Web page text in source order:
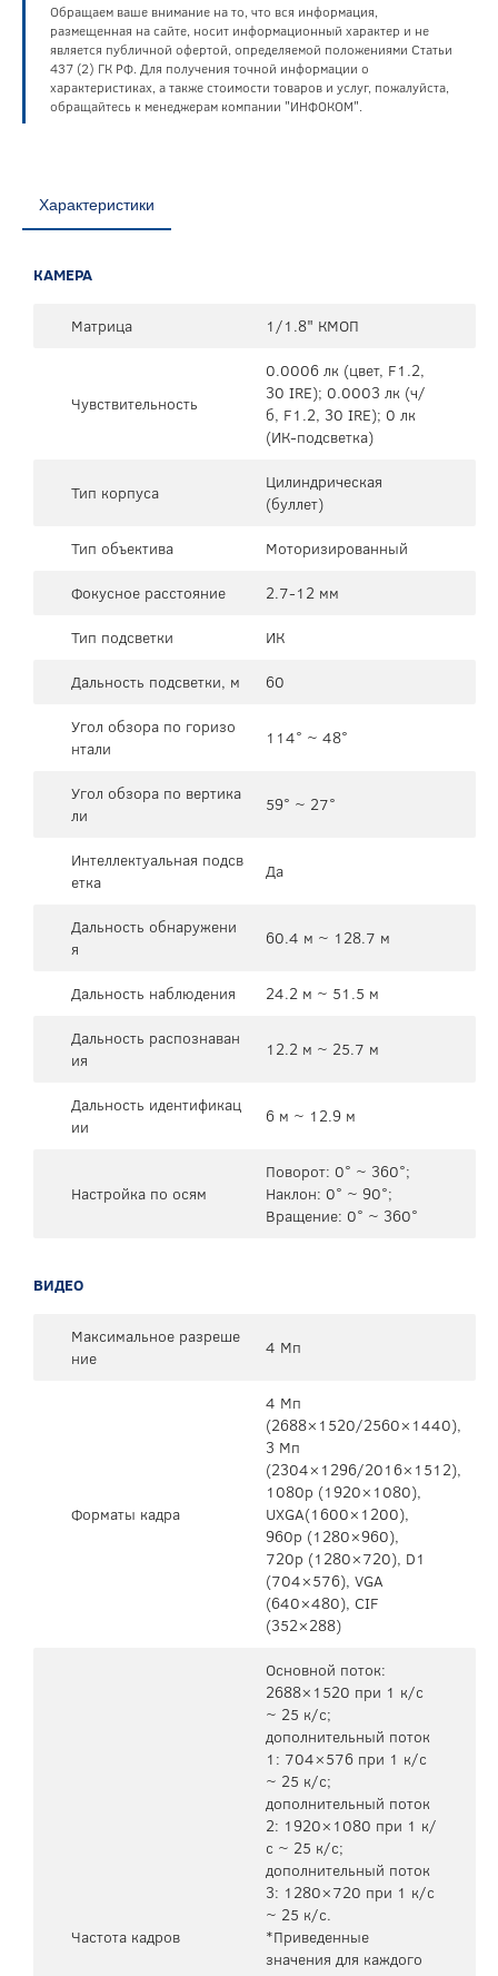
Обращаем ваше внимание на то, что вся информация,
размещенная на сайте, носит информационный характер и не
является публичной офертой, определяемой положениями Статьи
437 (2) ГК РФ. Для получения точной информации о
характеристиках, а также стоимости товаров и услуг, пожалуйста,
обращайтесь к менеджерам компании "ИНФОКОМ".
Характеристики
КАМЕРА
Матрица 1/1.8" КМОП
Чувствительность
0.0006 лк (цвет, F1.2,
30 IRE); 0.0003 лк (ч/
б, F1.2, 30 IRE); 0 лк
(ИК-подсветка)
Тип корпуса
Цилиндрическая
(буллет)
Тип объектива
Моторизированный
Фокусное расстояние
2.7-12 мм
Тип подсветки
ИК
Дальность подсветки, м
60
Угол обзора по горизо
нтали
114° ~ 48°
Угол обзора по вертика
ли
59° ~ 27°
Интеллектуальная подсв
етка
Да
Дальность обнаружени
я
60.4 м ~ 128.7 м
Дальность наблюдения
24.2 м ~ 51.5 м
Дальность распознаван
ия
12.2 м ~ 25.7 м
Дальность идентификац
ии
6 м ~ 12.9 м
Настройка по осям
Поворот: 0° ~ 360°;
Наклон: 0° ~ 90°;
Вращение: 0° ~ 360°
ВИДЕО
Максимальное разреше
ние
4 Мп
Форматы кадра
4 Mп
(2688×1520/2560×1440),
3 Mп
(2304×1296/2016×1512),
1080p (1920×1080),
UXGA(1600×1200),
960p (1280×960),
720p (1280×720), D1
(704×576), VGA
(640×480), CIF
(352×288)
Частота кадров
Основной поток:
2688×1520 при 1 к/с
~ 25 к/с;
дополнительный поток
1: 704×576 при 1 к/с
~ 25 к/с;
дополнительный поток
2: 1920×1080 при 1 к/
с ~ 25 к/с;
дополнительный поток
3: 1280×720 при 1 к/с
~ 25 к/с.
*Приведенные
значения для каждого